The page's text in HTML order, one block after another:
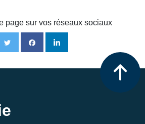
page sur vos réseaux sociaux